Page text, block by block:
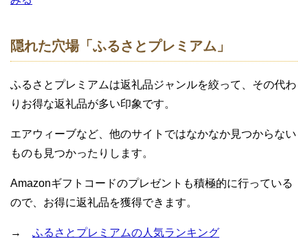
隠れた穴場「ふるさとプレミアム」
ふるさとプレミアムは返礼品ジャンルを絞って、その代わ
りお得な返礼品が多い印象です。
エアウィーブなど、他のサイトではなかなか見つからない
ものも見つかったりします。
Amazonギフトコードのプレゼントも積極的に行っている
ので、お得に返礼品を獲得できます。
→ ふるさとプレミアムの人気ランキング